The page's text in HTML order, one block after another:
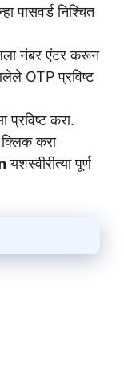
पासवर्ड निश्चित
नंबर एंटर करून
OTP प्रविष्ट
करा.
करा
यशस्वीरीत्या पूर्ण